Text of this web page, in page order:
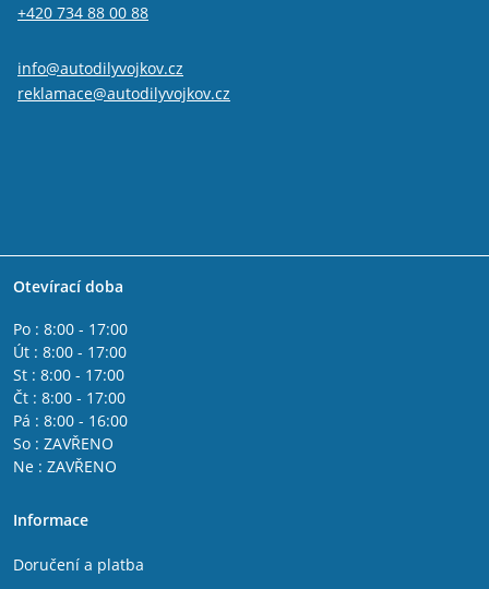
+420 734 88 00 88
info@autodilyvojkov.cz
reklamace@autodilyvojkov.cz
Otevírací doba
Po : 8:00 - 17:00
Út : 8:00 - 17:00
St : 8:00 - 17:00
Čt : 8:00 - 17:00
Pá : 8:00 - 16:00
So : ZAVŘENO
Ne : ZAVŘENO
Informace
Doručení a platba